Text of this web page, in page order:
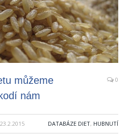
můžeme
nám
0
23.2.2015 DATABÁZE DIET, HUBNUTÍ